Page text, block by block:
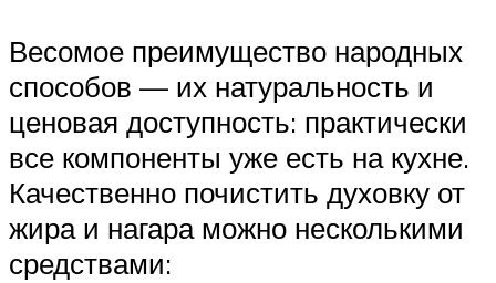
Весомое преимущество народных
способов — их натуральность и
ценовая доступность: практически
все компоненты уже есть на кухне.
Качественно почистить духовку от
жира и нагара можно несколькими
средствами: